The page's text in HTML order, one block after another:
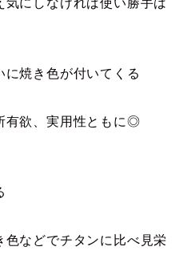
気にしなければ使い勝手は
に焼き色が付いてくる
有欲、実用性ともに◎
色などでチタンに比べ見栄